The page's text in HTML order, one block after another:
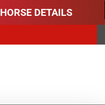
HORSE DETAILS